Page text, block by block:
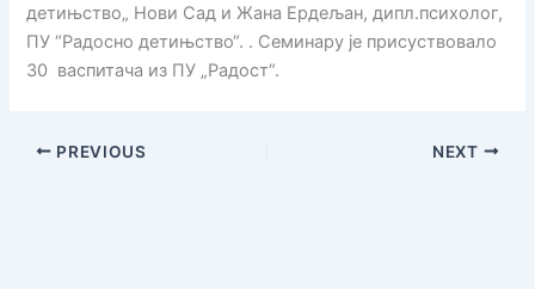
детињство„ Нови Сад и Жана Ердељан, дипл.психолог,
ПУ “Радосно детињство“. . Семинару је присуствовало
30 васпитача из ПУ „Радост“.
PREVIOUS NEXT